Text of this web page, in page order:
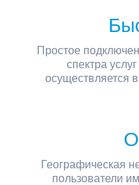
Простое
спектра
осуществляется
Географическая
пользователи